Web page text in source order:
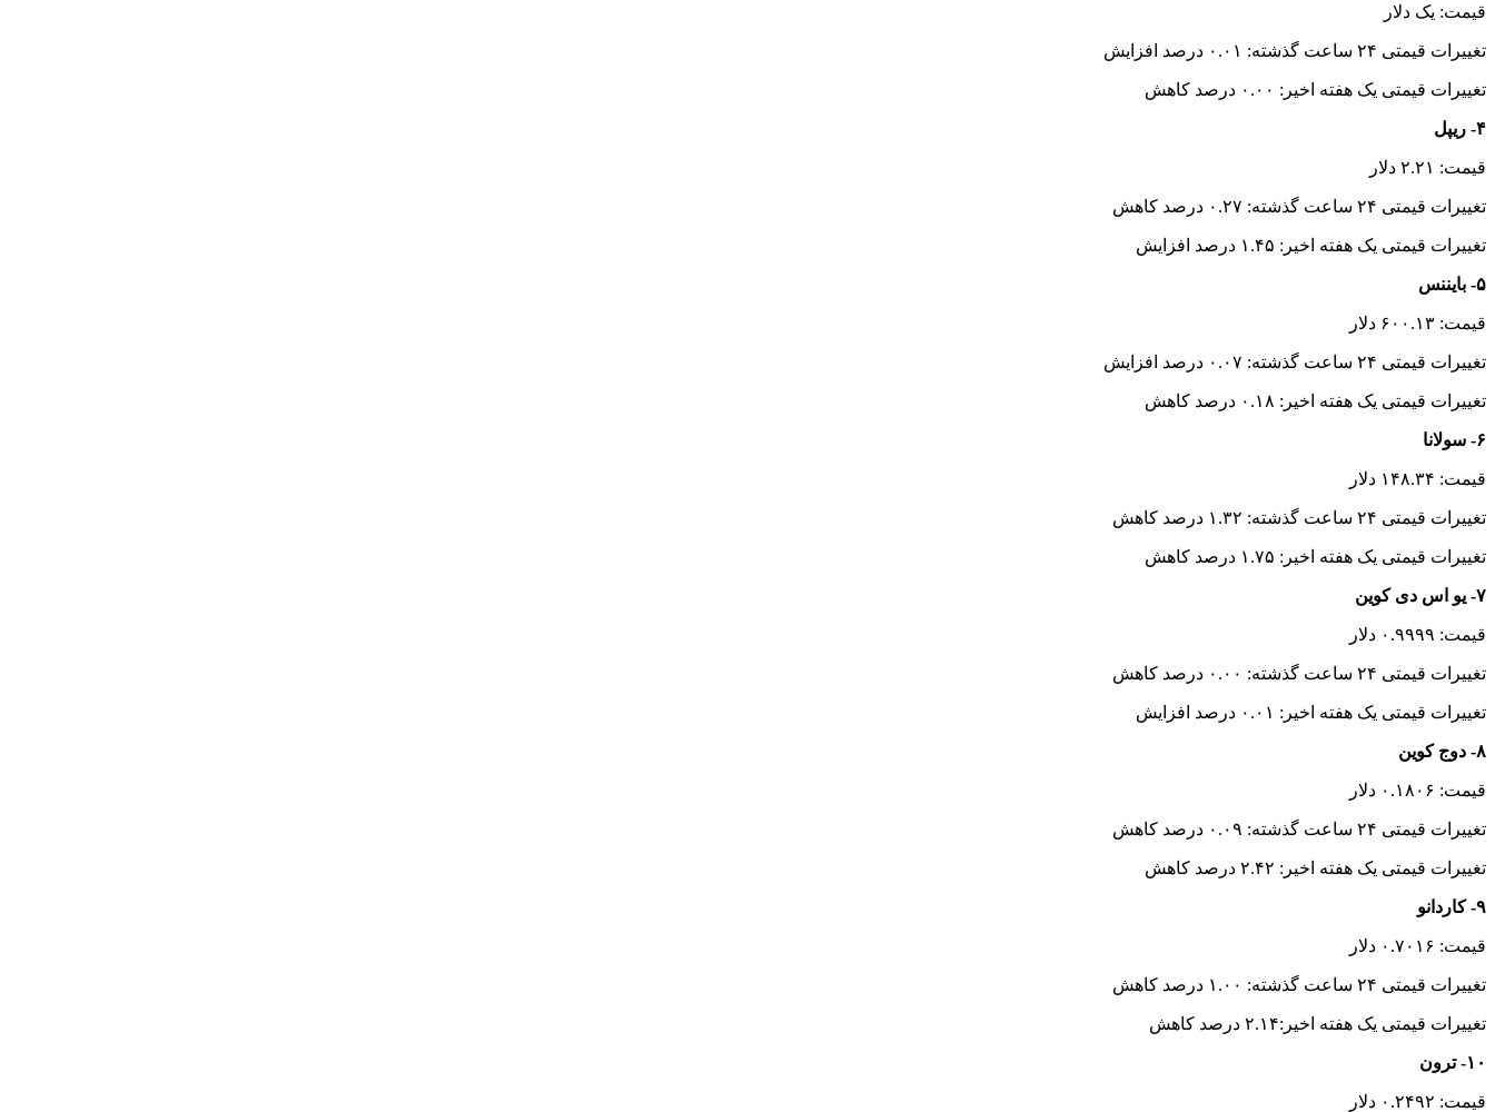
قیمت: یک دلار
تغییرات قیمتی ۲۴ ساعت گذشته: ۰.۰۱ درصد افزایش
تغییرات قیمتی یک هفته اخیر: ۰.۰۰ درصد کاهش
۴- ریپل
قیمت: ۲.۲۱ دلار
تغییرات قیمتی ۲۴ ساعت گذشته: ۰.۲۷ درصد کاهش
تغییرات قیمتی یک هفته اخیر: ۱.۴۵ درصد افزایش
۵- بایننس
قیمت: ۶۰۰.۱۳ دلار
تغییرات قیمتی ۲۴ ساعت گذشته: ۰.۰۷ درصد افزایش
تغییرات قیمتی یک هفته اخیر: ۰.۱۸ درصد کاهش
۶- سولانا
قیمت: ۱۴۸.۳۴ دلار
تغییرات قیمتی ۲۴ ساعت گذشته: ۱.۳۲ درصد کاهش
تغییرات قیمتی یک هفته اخیر: ۱.۷۵ درصد کاهش
۷- یو اس دی کوین
قیمت: ۰.۹۹۹۹ دلار
تغییرات قیمتی ۲۴ ساعت گذشته: ۰.۰۰ درصد کاهش
تغییرات قیمتی یک هفته اخیر: ۰.۰۱ درصد افزایش
۸- دوج کوین
قیمت: ۰.۱۸۰۶ دلار
تغییرات قیمتی ۲۴ ساعت گذشته: ۰.۰۹ درصد کاهش
تغییرات قیمتی یک هفته اخیر: ۲.۴۲ درصد کاهش
۹- کاردانو
قیمت: ۰.۷۰۱۶ دلار
تغییرات قیمتی ۲۴ ساعت گذشته: ۱.۰۰ درصد کاهش
تغییرات قیمتی یک هفته اخیر:۲.۱۴ درصد کاهش
۱۰- ترون
قیمت: ۰.۲۴۹۲ دلار